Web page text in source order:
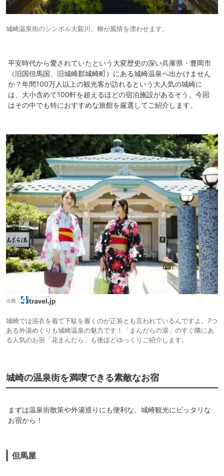
城崎温泉街のシンボル大谿川。柳が風情を漂わせます。
平安時代から愛されていたという大変歴史の深い兵庫県・豊岡市
（旧国但馬国、旧城崎郡城崎町）にある城崎温泉へ出かけません
か？年間100万人以上の観光客が訪れるという大人気の城崎に
は、大小含めて100軒を超えるほどの宿泊施設があるそう。今回
はその中でも特におすすめな旅館を厳選してご紹介します。
出典：
城崎では浴衣を着て下駄を履くのが正装とも言われているんですよ。7つ
ある外湯めぐりも城崎温泉の魅力です！「まんだらの湯」のすぐ隣にあ
る人気のお宿「花まんだら」も後ほどゆっくりご紹介します。
城崎の温泉街を満喫できる素敵なお宿
まずは温泉街散策や外湯巡りにも便利な、城崎観光にピッタリな
お宿から！
但馬屋